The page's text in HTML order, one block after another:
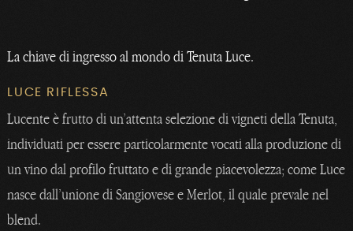
La chiave di ingresso al mondo di Tenuta Luce.
LUCE RIFLESSA
Lucente è frutto di un’attenta selezione di vigneti della Tenuta,
individuati per essere particolarmente vocati alla produzione di
un vino dal profilo fruttato e di grande piacevolezza; come Luce
nasce dall’unione di Sangiovese e Merlot, il quale prevale nel
blend.